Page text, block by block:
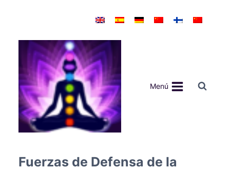
Menú
Fuerzas de Defensa de la